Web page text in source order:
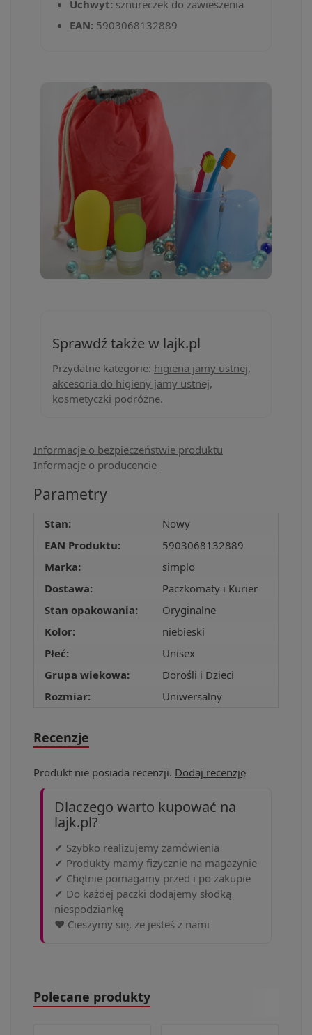
Uchwyt: sznureczek do zawieszenia
EAN: 5903068132889
Sprawdź także w lajk.pl
Przydatne kategorie: higiena jamy ustnej,
akcesoria do higieny jamy ustnej,
kosmetyczki podróżne.
Informacje o bezpieczeństwie produktu
Informacje o producencie
Parametry
Stan:
Nowy
EAN Produktu:
5903068132889
Marka:
simplo
Dostawa:
Paczkomaty i Kurier
Stan opakowania:
Oryginalne
Kolor:
niebieski
Płeć:
Unisex
Grupa wiekowa:
Dorośli i Dzieci
Rozmiar:
Uniwersalny
Recenzje
Produkt nie posiada recenzji. Dodaj recenzję
Dlaczego warto kupować na
lajk.pl?
✔ Szybko realizujemy zamówienia
✔ Produkty mamy fizycznie na magazynie
✔ Chętnie pomagamy przed i po zakupie
✔ Do każdej paczki dodajemy słodką
niespodziankę
❤️ Cieszymy się, że jesteś z nami
Polecane produkty